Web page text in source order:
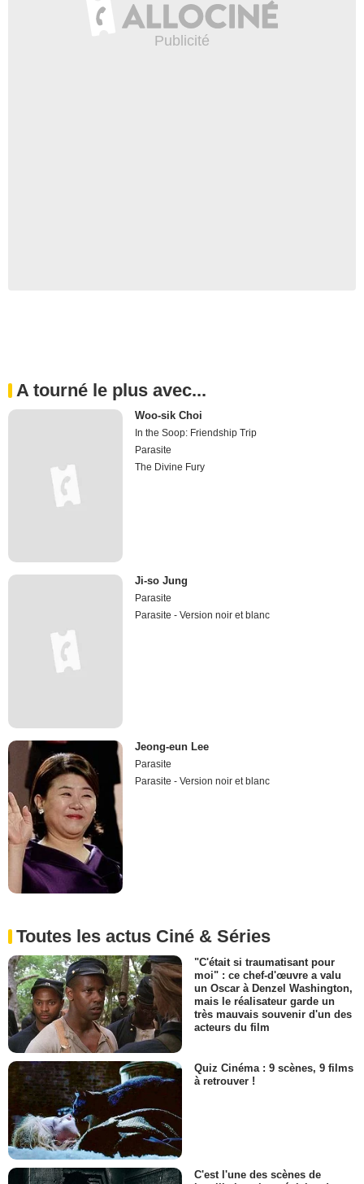
A tourné le plus avec...
Woo-sik Choi
In the Soop: Friendship Trip
Parasite
The Divine Fury
Ji-so Jung
Parasite
Parasite - Version noir et blanc
Jeong-eun Lee
Parasite
Parasite - Version noir et blanc
Toutes les actus Ciné & Séries
"C'était si traumatisant pour
moi" : ce chef-d'œuvre a valu
un Oscar à Denzel Washington,
mais le réalisateur garde un
très mauvais souvenir d'un des
acteurs du film
Quiz Cinéma : 9 scènes, 9 films
à retrouver !
C'est l'une des scènes de